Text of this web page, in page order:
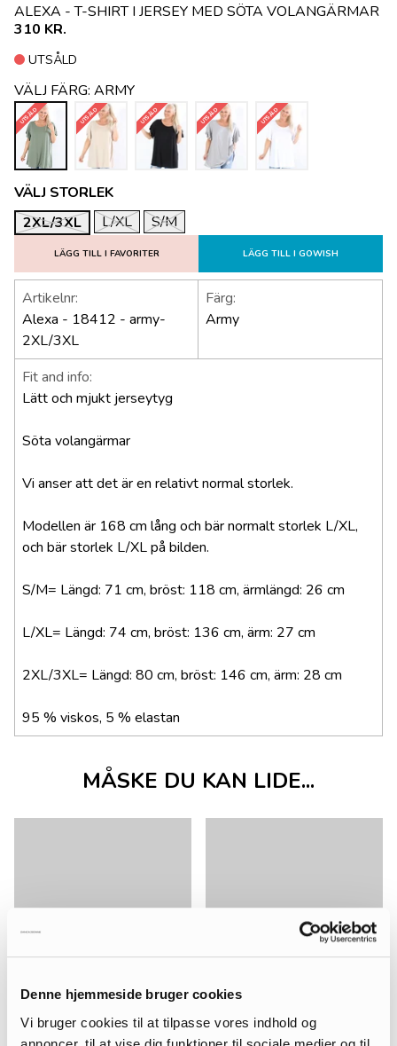
Denne hjemmeside bruger cookies
Vi bruger cookies til at tilpasse vores indhold og
ALEXA - T-SHIRT I JERSEY MED SÖTA VOLANGÄRMAR
VÄLJ STORLEK
2XL/3XL
L/XL S/M
UTSÅLD
310 KR.
LÄGG TILL I FAVORITER LÄGG TILL I GOWISH
VÄLJ FÄRG: ARMY
UTSÅLD UTSÅLD UTSÅLD UTSÅLD UTSÅLD
Artikelnr:
Alexa - 18412 - army-
2XL/3XL
Färg:
Army
Fit and info:
Lätt och mjukt jerseytyg
Söta volangärmar
Vi anser att det är en relativt normal storlek.
Modellen är 168 cm lång och bär normalt storlek L/XL,
och bär storlek L/XL på bilden.
S/M= Längd: 71 cm, bröst: 118 cm, ärmlängd: 26 cm
L/XL= Längd: 74 cm, bröst: 136 cm, ärm: 27 cm
2XL/3XL= Längd: 80 cm, bröst: 146 cm, ärm: 28 cm
95 % viskos, 5 % elastan
MÅSKE DU KAN LIDE...